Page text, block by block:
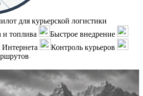
для курьерской логистики
и топлива
Быстрое внедрение
Интернета
Контроль курьеров